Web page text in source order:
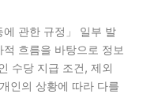
관한 규정」 일부 발
흐름을 바탕으로 정보
수당 지급 조건, 제외
인의 상황에 따라 다를